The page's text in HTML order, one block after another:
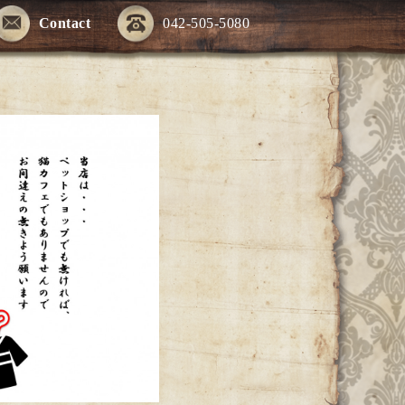
042-505-5080
Contact